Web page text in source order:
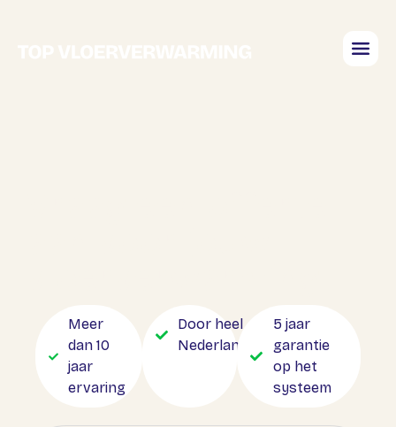
Meer
dan 10
jaar
ervaring
Door heel
Nederland
5 jaar
garantie
op het
systeem